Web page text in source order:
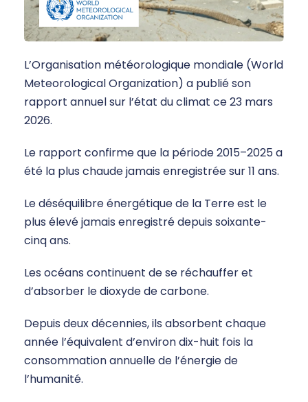
L’Organisation météorologique mondiale (World
Meteorological Organization) a publié son
rapport annuel sur l’état du climat ce 23 mars
2026.
Le rapport confirme que la période 2015–2025 a
été la plus chaude jamais enregistrée sur 11 ans.
Le déséquilibre énergétique de la Terre est le
plus élevé jamais enregistré depuis soixante-
cinq ans.
Les océans continuent de se réchauffer et
d’absorber le dioxyde de carbone.
Depuis deux décennies, ils absorbent chaque
année l’équivalent d’environ dix-huit fois la
consommation annuelle de l’énergie de
l’humanité.